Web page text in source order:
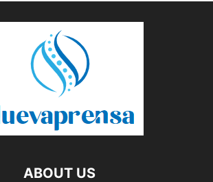
ABOUT US